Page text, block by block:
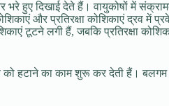
हुए दिखाई देते हैं। वायुकोषों में संक्रामक
और प्रतिरक्षा कोशिकाएं द्रव
टूटने लगी हैं, जबकि प्रतिरक्षा
को हटाने का काम शुरू कर देती हैं।